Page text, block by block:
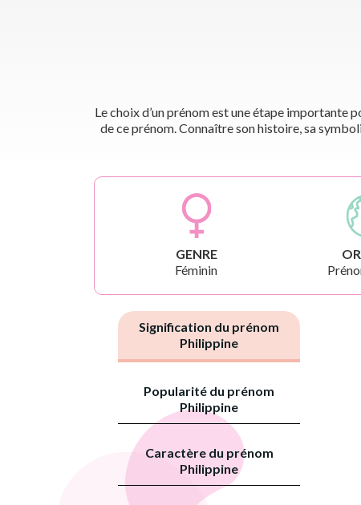
Le choix d’un prénom est une étape importante
de ce prénom. Connaître son histoire, sa
GENRE
Féminin
Signification du prénom
Philippine
Popularité du prénom
Philippine
Caractère du prénom
Philippine